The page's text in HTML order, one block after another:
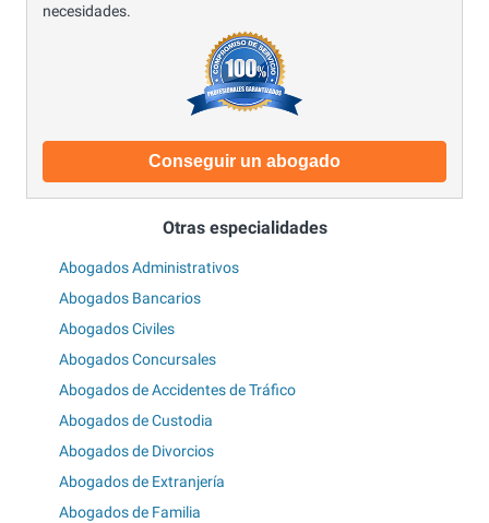
necesidades.
Conseguir un abogado
Otras especialidades
Abogados Administrativos
Abogados Bancarios
Abogados Civiles
Abogados Concursales
Abogados de Accidentes de Tráfico
Abogados de Custodia
Abogados de Divorcios
Abogados de Extranjería
Abogados de Familia